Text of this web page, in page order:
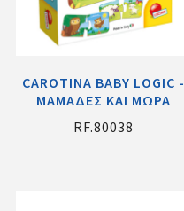
CAROTINA BABY LΟGΙC -
ΜΑΜΑΔΕΣ ΚΑΙ ΜΩΡΑ
RF.80038